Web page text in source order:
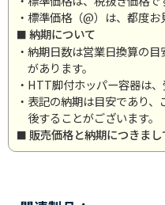
・標準価格（@）は、都度お
納期について
・納期日数は営業日換算の
があります。
・HTT脚付ホッパー容器は、
・表記の納期は目安であり
後することがございます。
販売価格と納期につきまし